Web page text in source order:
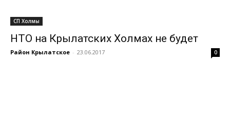
СП Холмы
НТО на Крылатских Холмах не будет
Район Крылатское - 23.06.2017 0